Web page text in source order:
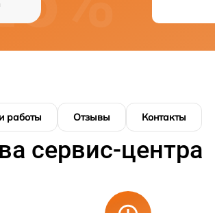
работы Отзывы Контакты
сервис-центра